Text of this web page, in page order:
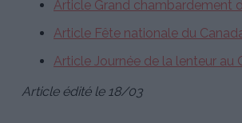
Article Grand chambardement
Article Fête nationale du
Article Journée de la lenteur au
Article édité le 18/03